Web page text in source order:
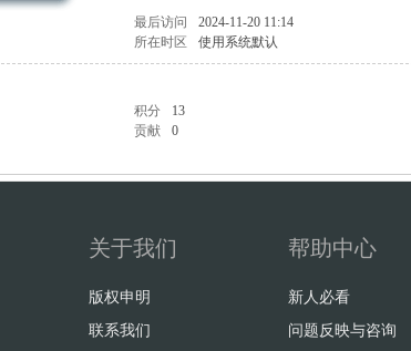
最后访问 2024-11-20 11:14
所在时区 使用系统默认
积分 13
贡献 0
关于我们
版权申明
联系我们
帮助中心
新人必看
问题反映与咨询